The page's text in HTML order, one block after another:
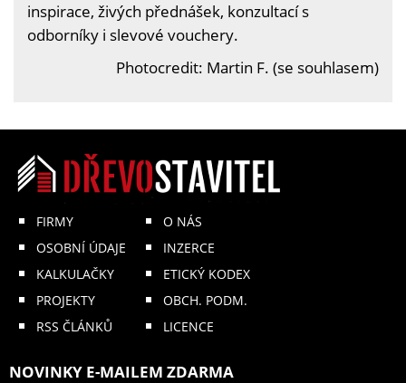
inspirace, živých přednášek, konzultací s
odborníky i slevové vouchery.
Photocredit: Martin F. (se souhlasem)
FIRMY
OSOBNÍ ÚDAJE
KALKULAČKY
PROJEKTY
RSS ČLÁNKŮ
O NÁS
INZERCE
ETICKÝ KODEX
OBCH. PODM.
LICENCE
NOVINKY E-MAILEM ZDARMA